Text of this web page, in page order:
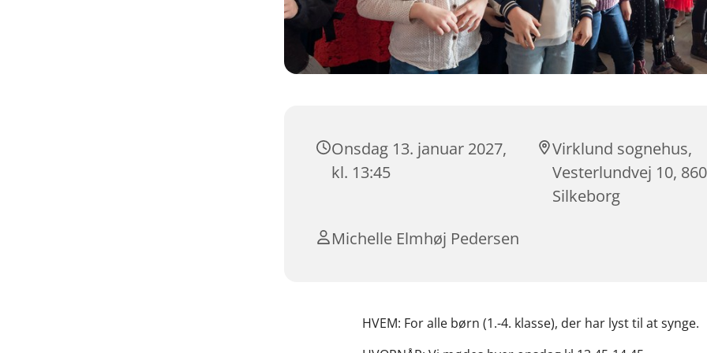
Onsdag 13. januar 2027,
kl. 13:45
Virklund sognehus,
Vesterlundvej 10,
Silkeborg
Michelle Elmhøj Pedersen
HVEM: For alle børn (1.-4. klasse), der har lyst til at synge.